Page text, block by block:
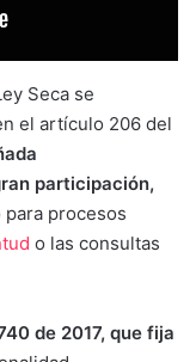
Seca se
el artículo 206 del
participación,
para procesos
o las consultas
de 2017, que fija